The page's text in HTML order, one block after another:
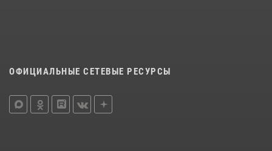
ОФИЦИАЛЬНЫЕ СЕТЕВЫЕ РЕСУРСЫ